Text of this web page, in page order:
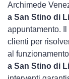
Archimede
a San Stino di
appuntamento.
clienti per
al
a San Stino di